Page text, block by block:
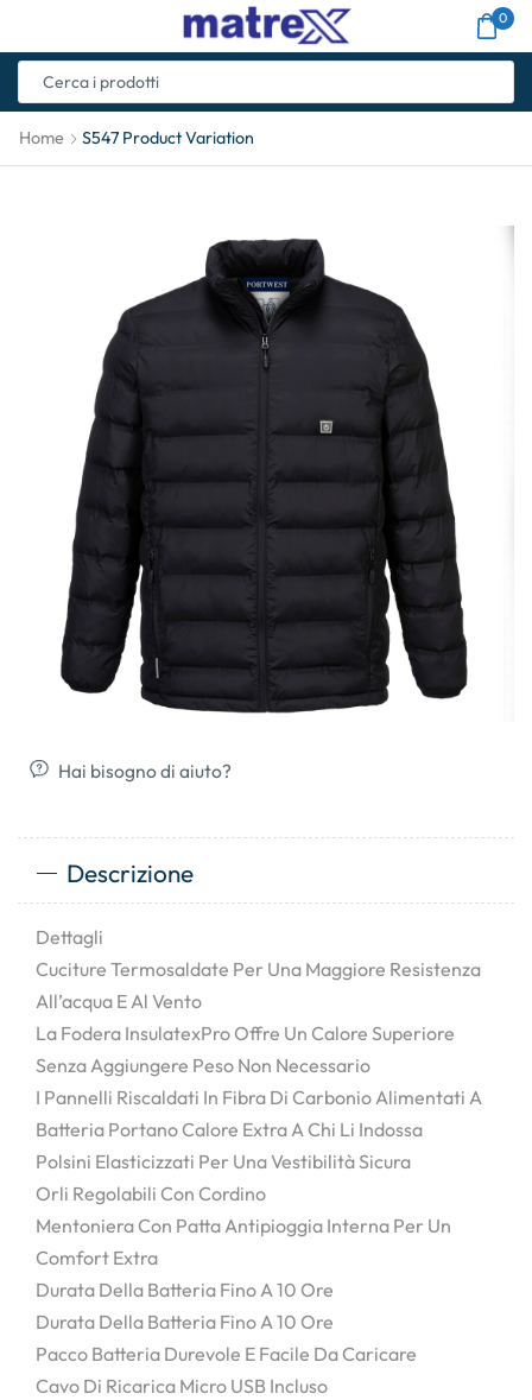
0
Home S547 Product Variation
Hai bisogno di aiuto?
Descrizione
Dettagli
Cuciture Termosaldate Per Una Maggiore Resistenza
All’acqua E Al Vento
La Fodera InsulatexPro Offre Un Calore Superiore
Senza Aggiungere Peso Non Necessario
I Pannelli Riscaldati In Fibra Di Carbonio Alimentati A
Batteria Portano Calore Extra A Chi Li Indossa
Polsini Elasticizzati Per Una Vestibilità Sicura
Orli Regolabili Con Cordino
Mentoniera Con Patta Antipioggia Interna Per Un
Comfort Extra
Durata Della Batteria Fino A 10 Ore
Durata Della Batteria Fino A 10 Ore
Pacco Batteria Durevole E Facile Da Caricare
Cavo Di Ricarica Micro USB Incluso